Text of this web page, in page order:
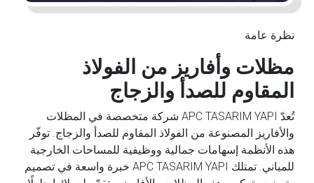
نظرة عامة
مظلات وأفاريز من الفولاذ
المقاوم للصدأ والزجاج
تُعدّ APC TASARIM YAPI شركة متخصصة في المظلات
والأفاريز المصنوعة من الفولاذ المقاوم للصدأ والزجاج. توفّر
هذه الأنظمة إسهامات جمالية ووظيفية للمساحات الخارجية
للمباني. تمتلك APC TASARIM YAPI خبرة واسعة في تصميم